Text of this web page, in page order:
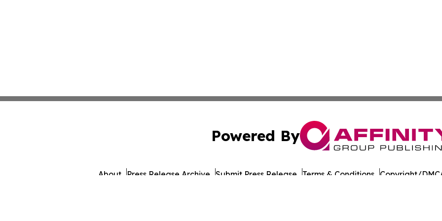
Powered By
About Press Release Archive Submit Press Release Terms & Conditions Copyright/